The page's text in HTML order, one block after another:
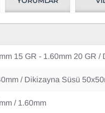
15 GR - 1.60mm 20 GR
/ Dikizayna Süsü
/ 1.60mm